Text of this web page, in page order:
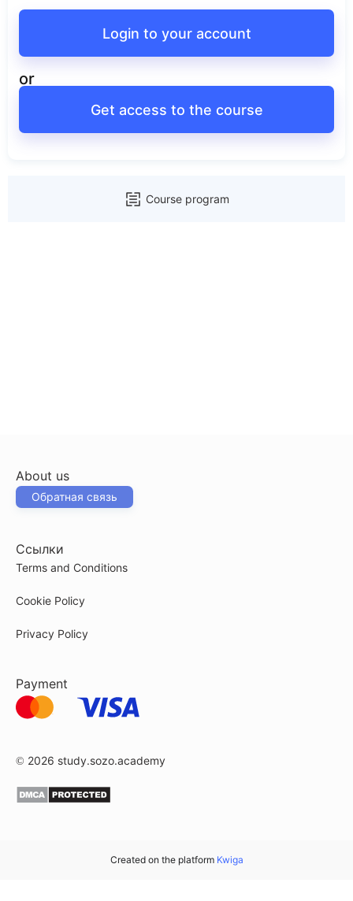
Login to your account
or
Get access to the course
Course program
About us
Обратная связь
Ссылки
Terms and Conditions
Cookie Policy
Privacy Policy
Payment
© 2026 study.sozo.academy
Created on the platform Kwiga